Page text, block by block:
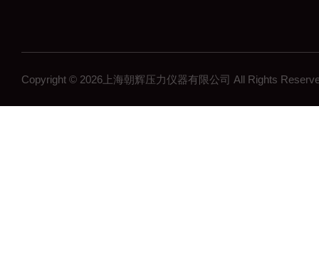
Copyright © 2026上海朝辉压力仪器有限公司 All Rights